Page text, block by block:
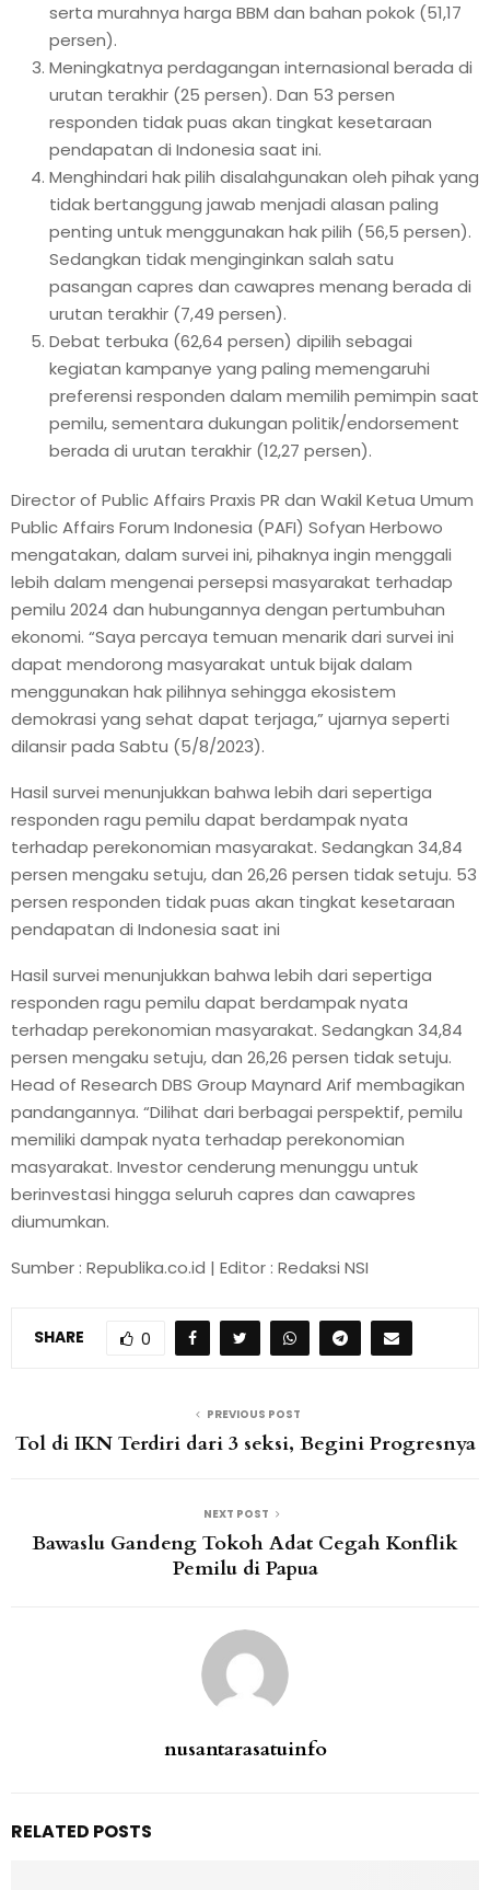
serta murahnya harga BBM dan bahan pokok (51,17
persen).
Meningkatnya perdagangan internasional berada di
urutan terakhir (25 persen). Dan 53 persen
responden tidak puas akan tingkat kesetaraan
pendapatan di Indonesia saat ini.
Menghindari hak pilih disalahgunakan oleh pihak yang
tidak bertanggung jawab menjadi alasan paling
penting untuk menggunakan hak pilih (56,5 persen).
Sedangkan tidak menginginkan salah satu
pasangan capres dan cawapres menang berada di
urutan terakhir (7,49 persen).
Debat terbuka (62,64 persen) dipilih sebagai
kegiatan kampanye yang paling memengaruhi
preferensi responden dalam memilih pemimpin saat
pemilu, sementara dukungan politik/endorsement
berada di urutan terakhir (12,27 persen).
Director of Public Affairs Praxis PR dan Wakil Ketua Umum
Public Affairs Forum Indonesia (PAFI) Sofyan Herbowo
mengatakan, dalam survei ini, pihaknya ingin menggali
lebih dalam mengenai persepsi masyarakat terhadap
pemilu 2024 dan hubungannya dengan pertumbuhan
ekonomi. “Saya percaya temuan menarik dari survei ini
dapat mendorong masyarakat untuk bijak dalam
menggunakan hak pilihnya sehingga ekosistem
demokrasi yang sehat dapat terjaga,” ujarnya seperti
dilansir pada Sabtu (5/8/2023).
Hasil survei menunjukkan bahwa lebih dari sepertiga
responden ragu pemilu dapat berdampak nyata
terhadap perekonomian masyarakat. Sedangkan 34,84
persen mengaku setuju, dan 26,26 persen tidak setuju. 53
persen responden tidak puas akan tingkat kesetaraan
pendapatan di Indonesia saat ini
Hasil survei menunjukkan bahwa lebih dari sepertiga
responden ragu pemilu dapat berdampak nyata
terhadap perekonomian masyarakat. Sedangkan 34,84
persen mengaku setuju, dan 26,26 persen tidak setuju.
Head of Research DBS Group Maynard Arif membagikan
pandangannya. “Dilihat dari berbagai perspektif, pemilu
memiliki dampak nyata terhadap perekonomian
masyarakat. Investor cenderung menunggu untuk
berinvestasi hingga seluruh capres dan cawapres
diumumkan.
Sumber : Republika.co.id | Editor : Redaksi NSI
SHARE 0
PREVIOUS POST
Tol di IKN Terdiri dari 3 seksi, Begini Progresnya
NEXT POST
Bawaslu Gandeng Tokoh Adat Cegah Konflik
Pemilu di Papua
nusantarasatuinfo
RELATED POSTS